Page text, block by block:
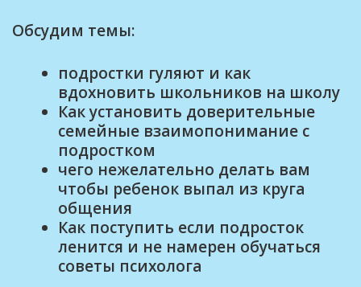
Обсудим темы:
подростки гуляют и как
вдохновить школьников на школу
Как установить доверительные
семейные взаимопонимание с
подростком
чего нежелательно делать вам
чтобы ребенок выпал из круга
общения
Как поступить если подросток
ленится и не намерен обучаться
советы психолога